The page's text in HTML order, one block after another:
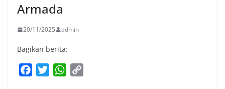
Armada
20/11/2025 admin
Bagikan berita:
W